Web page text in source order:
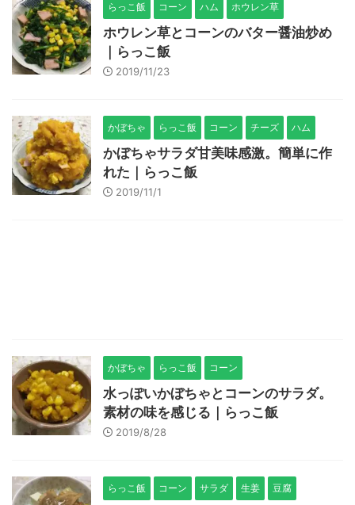
らっこ飯 コーン ハム ホウレン草
ホウレン草とコーンのバター醤油炒め
｜らっこ飯
2019/11/23
かぼちゃ らっこ飯 コーン チーズ ハム
かぼちゃサラダ甘美味感激。簡単に作
れた｜らっこ飯
2019/11/1
かぼちゃ らっこ飯 コーン
水っぽいかぼちゃとコーンのサラダ。
素材の味を感じる｜らっこ飯
2019/8/28
らっこ飯 コーン サラダ 生姜 豆腐